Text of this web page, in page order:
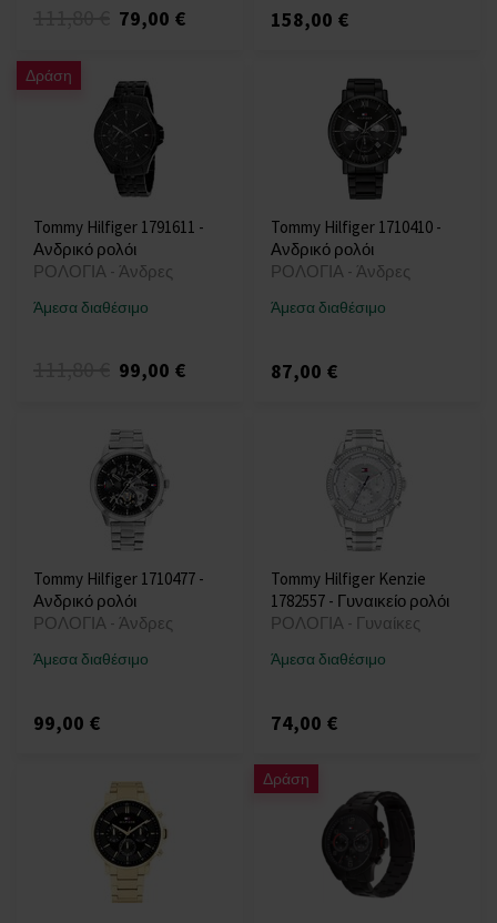
79,00 € 158,00 €
Δράση
Tommy Hilfiger 1791611 -
Ανδρικό ρολόι
ΡΟΛΟΓΙΑ - Άνδρες
Άμεσα διαθέσιμο
99,00 €
Tommy Hilfiger 1710410 -
Ανδρικό ρολόι
ΡΟΛΟΓΙΑ - Άνδρες
Άμεσα διαθέσιμο
87,00 €
Tommy Hilfiger 1710477 -
Ανδρικό ρολόι
ΡΟΛΟΓΙΑ - Άνδρες
Άμεσα διαθέσιμο
99,00 €
Tommy Hilfiger Kenzie
1782557 - Γυναικείο ρολόι
ΡΟΛΟΓΙΑ - Γυναίκες
Άμεσα διαθέσιμο
74,00 €
Δράση